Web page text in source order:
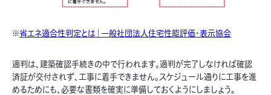
※省エネ適合性判定とは｜一般社団法人住宅性能評価・表示協会
適判は、建築確認手続きの中で行われます。適判が完了しなければ確認
済証が交付されず、工事に着手できません。スケジュール通りに工事を進
めるためにも、必要な書類を確実に準備しておくようにしましょう。